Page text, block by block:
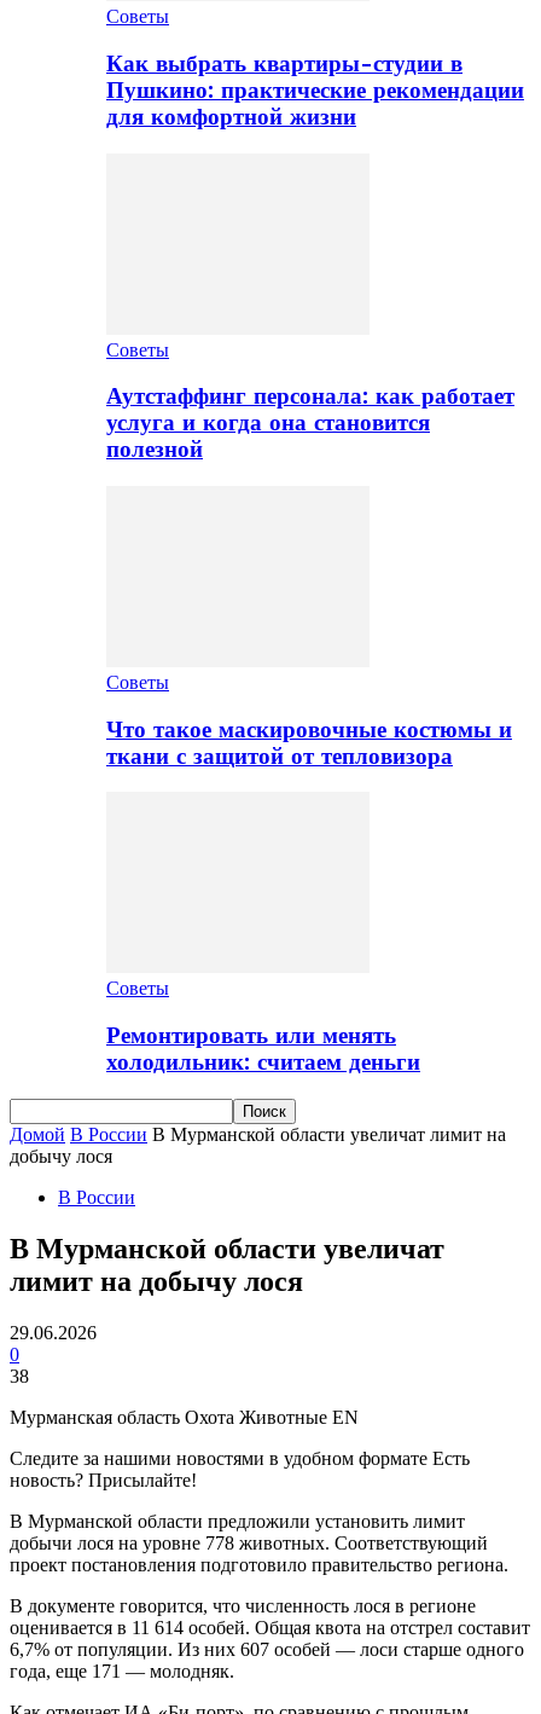
Советы
Как выбрать квартиры-студии в
Пушкино: практические рекомендации
для комфортной жизни
Советы
Аутстаффинг персонала: как работает
услуга и когда она становится
полезной
Советы
Что такое маскировочные костюмы и
ткани с защитой от тепловизора
Советы
Ремонтировать или менять
холодильник: считаем деньги
Домой В России В Мурманской области увеличат лимит на
добычу лося
В России
В Мурманской области увеличат
лимит на добычу лося
29.06.2026
0
38
Мурманская область Охота Животные EN
Следите за нашими новостями в удобном формате Есть
новость? Присылайте!
В Мурманской области предложили установить лимит
добычи лося на уровне 778 животных. Соответствующий
проект постановления подготовило правительство региона.
В документе говорится, что численность лося в регионе
оценивается в 11 614 особей. Общая квота на отстрел составит
6,7% от популяции. Из них 607 особей — лоси старше одного
года, еще 171 — молодняк.